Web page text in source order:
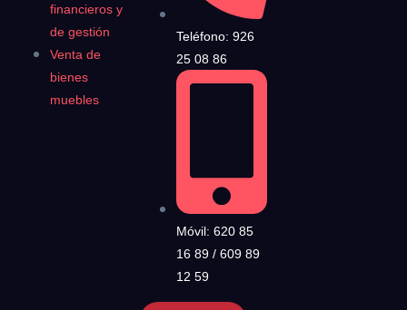
financieros y
de gestión
Venta de
bienes
muebles
Teléfono: 926
25 08 86
Móvil: 620 85
16 89 / 609 89
12 59